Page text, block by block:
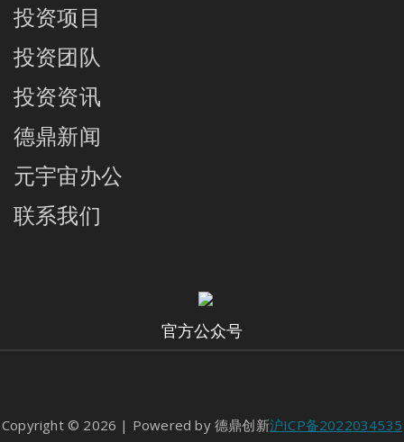
投资项目
投资团队
投资资讯
德鼎新闻
元宇宙办公
联系我们
官方公众号
Copyright © 2026 | Powered by 德鼎创新沪ICP备2022034535